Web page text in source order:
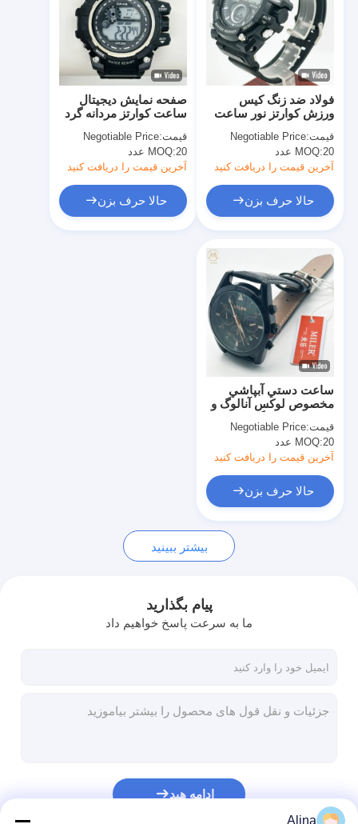
ساعت مچی کوارتز
ساعت کوارتز بند چرمی
ساعت با بند از فولاد ضد زنگ
ساعت با کمربند سیلیکونی
ساعت کوارتز خانم
ساعت کوارتز مردانه
ساعت دیجیتال ورزشی
ساعت مخصوص زوج ها
ساعت دست بچه ها
قطعات پشتیبان ساعت
لوازم یدکی بند ساعت
صفحه نمایش دیجیتال
ساعت کوارتز مردانه گرد
قیمت:Negotiable Price
MOQ:20 عدد
آخرین قیمت را دریافت کنید
حالا حرف بزن
فولاد ضد زنگ کیس
ورزش کوارتز نور ساعت
نمایش دیجیتال
قیمت:Negotiable Price
MOQ:20 عدد
آخرین قیمت را دریافت کنید
حالا حرف بزن
ساعت دستي آبپاشي
مخصوص لوکس آنالوگ و
قیمت:Negotiable Price
MOQ:20 عدد
آخرین قیمت را دریافت کنید
حالا حرف بزن
بیشتر ببینید
پیام بگذارید
ما به سرعت پاسخ خواهیم داد
ادامه هید
Alina